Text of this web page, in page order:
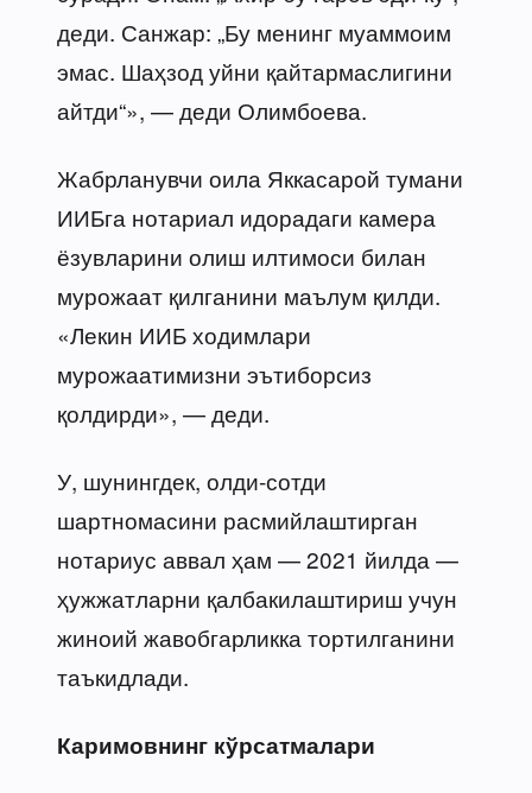
деди. Санжар: „Бу менинг муаммоим
эмас. Шаҳзод уйни қайтармаслигини
айтди“», — деди Олимбоева.
Жабрланувчи оила Яккасарой тумани
ИИБга нотариал идорадаги камера
ёзувларини олиш илтимоси билан
мурожаат қилганини маълум қилди.
«Лекин ИИБ ходимлари
мурожаатимизни эътиборсиз
қолдирди», — деди.
У, шунингдек, олди-сотди
шартномасини расмийлаштирган
нотариус аввал ҳам — 2021 йилда —
ҳужжатларни қалбакилаштириш учун
жиноий жавобгарликка тортилганини
таъкидлади.
Каримовнинг кўрсатмалари